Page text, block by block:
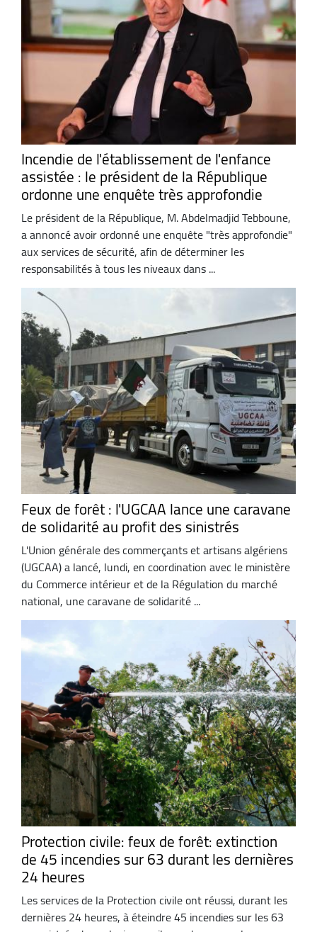
Incendie de l'établissement de l'enfance
assistée : le président de la République
ordonne une enquête très approfondie
Le président de la République, M. Abdelmadjid Tebboune,
a annoncé avoir ordonné une enquête "très approfondie"
aux services de sécurité, afin de déterminer les
responsabilités à tous les niveaux dans ...
Feux de forêt : l'UGCAA lance une caravane
de solidarité au profit des sinistrés
L'Union générale des commerçants et artisans algériens
(UGCAA) a lancé, lundi, en coordination avec le ministère
du Commerce intérieur et de la Régulation du marché
national, une caravane de solidarité ...
Protection civile: feux de forêt: extinction
de 45 incendies sur 63 durant les dernières
24 heures
Les services de la Protection civile ont réussi, durant les
dernières 24 heures, à éteindre 45 incendies sur les 63